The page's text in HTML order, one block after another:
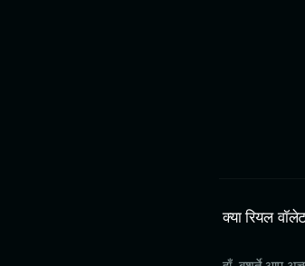
क्या रियल